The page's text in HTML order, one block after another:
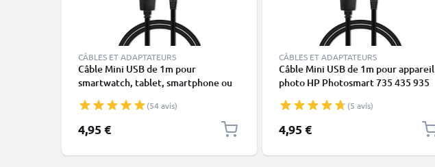
CÂBLES ET ADAPTATEURS
Câble Mini USB de 1m pour
smartwatch, tablet, smartphone ou
PVC
(54 avis)
4,95 €
CÂBLES ET ADAPTATEURS
Câble Mini USB de 1m pour appareil
photo HP Photosmart 735 435 935
M437 M447 M537 R742 R707 R927
E317 E327 E337 E427 transfert de
données 1A noir PVC
(5 avis)
4,95 €